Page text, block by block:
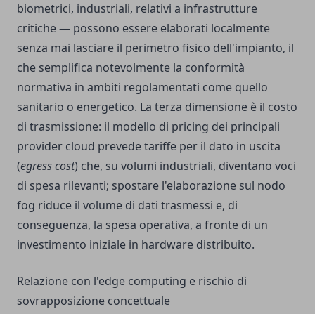
biometrici, industriali, relativi a infrastrutture
critiche — possono essere elaborati localmente
senza mai lasciare il perimetro fisico dell'impianto, il
che semplifica notevolmente la conformità
normativa in ambiti regolamentati come quello
sanitario o energetico. La terza dimensione è il costo
di trasmissione: il modello di pricing dei principali
provider cloud prevede tariffe per il dato in uscita
(egress cost) che, su volumi industriali, diventano voci
di spesa rilevanti; spostare l'elaborazione sul nodo
fog riduce il volume di dati trasmessi e, di
conseguenza, la spesa operativa, a fronte di un
investimento iniziale in hardware distribuito.
Relazione con l'edge computing e rischio di
sovrapposizione concettuale